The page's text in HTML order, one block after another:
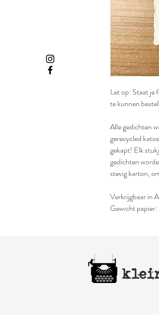
Let op: Staat je
te kunnen
Alle gedichten
gerecycled
gekapt! Elk
gedichten
stevig karton,
Verkrijgbaar in
Gewicht